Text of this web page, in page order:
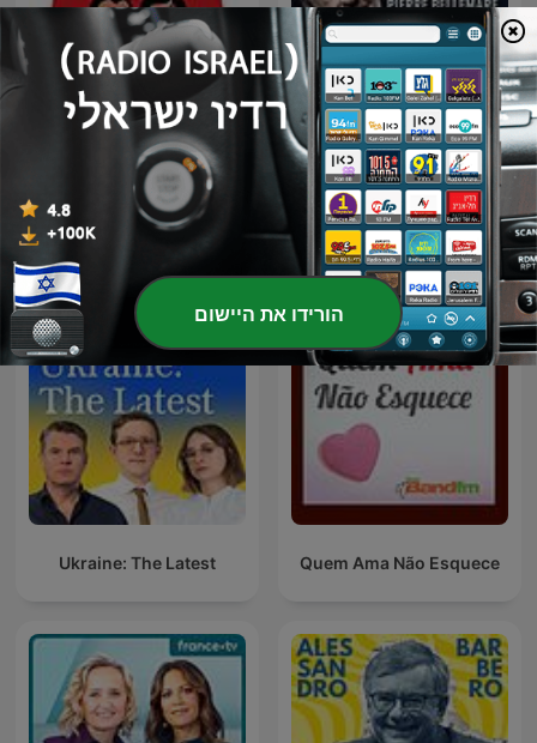
Les histoires incroyables
de Pierre Bellemare
TRIGGERnometry
פודקאסטים בינלאומיים בנושא חברה ותרבות
Quem Ama Não Esquece
Ukraine: The Latest
הורידו את היישום